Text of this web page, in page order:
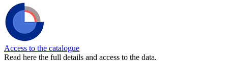
Access to the catalogue
Read here the full details and access to the data.